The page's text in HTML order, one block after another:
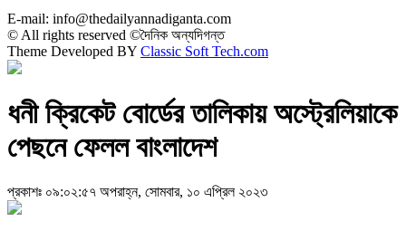
E-mail: info@thedailyannadiganta.com
© All rights reserved ©দৈনিক অন্যদিগন্ত
Theme Developed BY Classic Soft Tech.com
ধনী ক্রিকেট বোর্ডের তালিকায় অস্ট্রেলিয়াকে
পেছনে ফেলল বাংলাদেশ
প্রকাশঃ ০৯:০২:৫৭ অপরাহ্ন, সোমবার, ১০ এপ্রিল ২০২৩